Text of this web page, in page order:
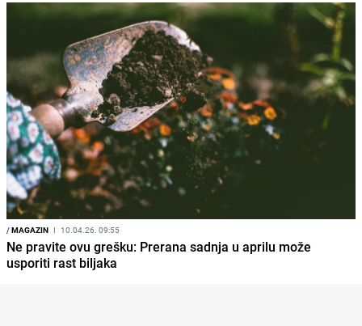
/MAGAZIN I 10.04.26. 09:55
Ne pravite ovu grešku: Prerana sadnja u aprilu može
usporiti rast biljaka